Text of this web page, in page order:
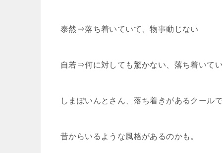
泰然⇒落ち着いていて、物事動じない
自若⇒何に対しても驚かない、落ち着いて
しまぽいんとさん、落ち着きがあるクール
昔からいるような風格があるのかも。